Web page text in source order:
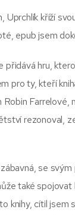
Uprchlík kříží
epub jsem
přidává hru,
pro ty, kteří
rezonoval,
se
také
knihy, cítil